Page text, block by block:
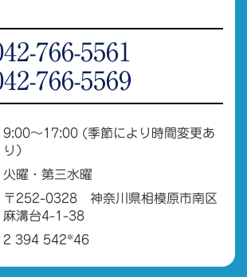
766-5561
766-5569
9:00～17:00 (季節により時間変更あ
り）
火曜・第三水曜
〒252-0328 神奈川県相模原市南区
麻溝台4-1-38
2 394 542*46